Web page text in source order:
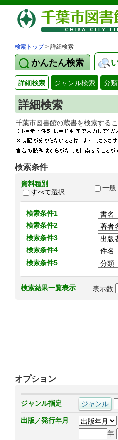
検索トップ> 詳細検索
かんたん検索
詳細検索 ジャンル検索 分
詳細検索
千葉市図書館の蔵書を
検索条件
資料種別
すべて選択
一般
検索条件1
検索条件2
検索条件3
検索条件4
検索条件5
検索結果一覧表示 表示数
オプション
ジャンル指定
出版／発行年月
年